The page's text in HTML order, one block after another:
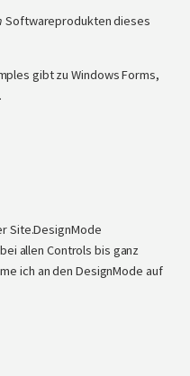
Softwareprodukten dieses
gibt zu Windows Forms,
Site.DesignMode
allen Controls bis ganz
ich an den DesignMode auf